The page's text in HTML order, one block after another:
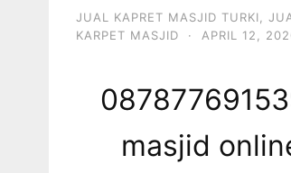
JUAL KAPRET MASJID TURKI
KARPET MASJID
· APRIL 12,
masjid